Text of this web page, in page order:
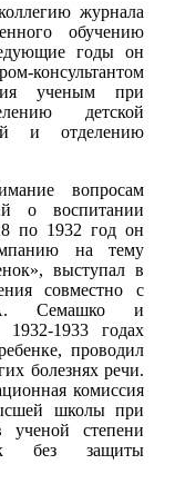
журнала
обучению
годы он
ученым при
детской
и отделению
вопросам
о воспитании
по 1932 год он
на тему
выступал в
совместно с
Семашко и
1933 годах
проводил
болезнях речи.
комиссия
школы при
степени
без защиты